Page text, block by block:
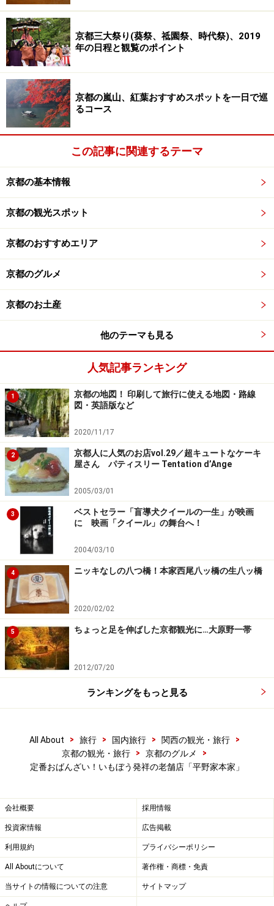
京都三大祭り(葵祭、祗園祭、時代祭)、2019
年の日程と観覧のポイント
京都の嵐山、紅葉おすすめスポットを一日で巡
るコース
この記事に関連するテーマ
京都の基本情報
京都の観光スポット
京都のおすすめエリア
京都のグルメ
京都のお土産
他のテーマも見る
人気記事ランキング
1
京都の地図！ 印刷して旅行に使える地図・路線
図・英語版など
2020/11/17
2
京都人に人気のお店vol.29／超キュートなケーキ
屋さん パティスリー Tentation d’Ange
2005/03/01
3
ベストセラー「盲導犬クイールの一生」が映画
に 映画「クイール」の舞台へ！
2004/03/10
4 ニッキなしの八つ橋！本家西尾八ッ橋の生八ッ橋
2020/02/02
5 ちょっと足を伸ばした京都観光に…大原野一帯
2012/07/20
ランキングをもっと見る
All About > 旅行 > 国内旅行 > 関西の観光・旅行
>
京都の観光・旅行
> 京都のグルメ
>
定番おばんざい！いもぼう発祥の老舗店「平野家本家」
会社概要 採用情報
投資家情報 広告掲載
利用規約 プライバシーポリシー
All Aboutについて 著作権・商標・免責
当サイトの情報についての注意 サイトマップ